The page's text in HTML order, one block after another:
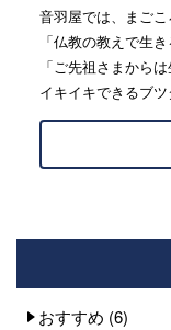
音羽屋では、まご
「仏教の教えで生
「ご先祖さまから
イキイキできるブ
おすすめ (6)